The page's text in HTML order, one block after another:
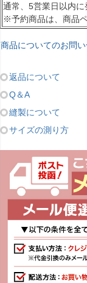
通常、5営業日以内に
※予約商品は、商品
商品についてのお問
返品について
Q＆A
縫製について
サイズの測り方